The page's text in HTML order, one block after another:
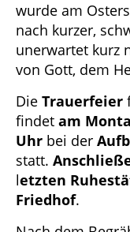
wurde am
nach kurzer,
unerwartet kurz
von Gott, dem
Die Trauerfeier
findet am
Uhr bei der
statt.
letzten
Friedhof.